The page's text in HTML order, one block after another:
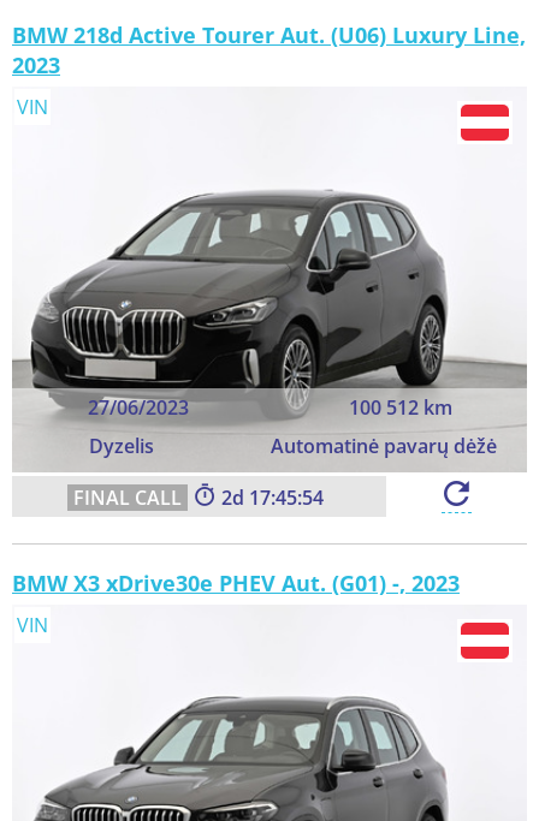
BMW 218d Active Tourer Aut. (U06) Luxury Line,
2023
27/06/2023
100 512 km
Dyzelis
Automatinė pavarų dėžė
VIN
2 17:45:52
BMW X3 xDrive30e PHEV Aut. (G01) -, 2023
VIN